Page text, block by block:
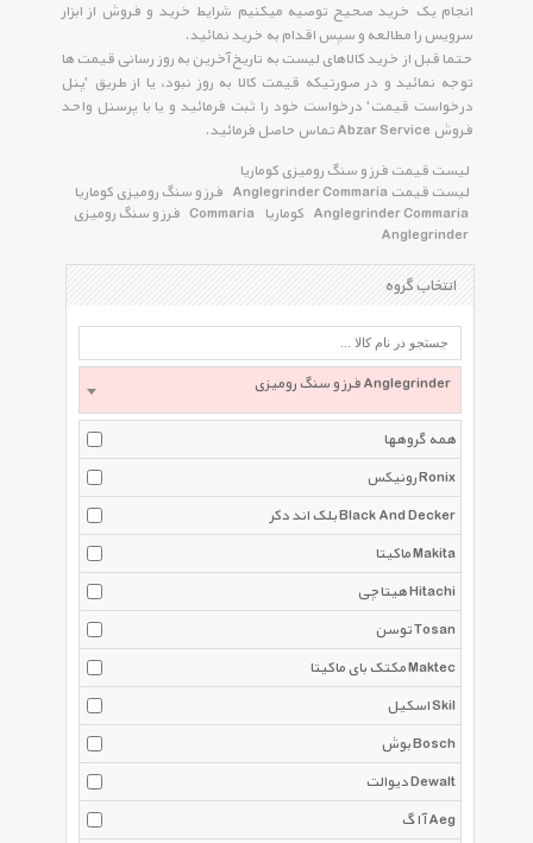
انجام یک خرید صحیح توصیه میکنیم شرایط خرید و فروش از ابزار
سرویس را مطالعه و سپس اقدام به خرید نمائید.
حتما قبل از خرید کالاهای لیست به تاریخ آخرین به روز رسانی قیمت ها
توجه نمائید و در صورتیکه قیمت کالا به روز نبود، یا از طریق 'پنل
درخواست قیمت' درخواست خود را ثبت فرمائید و یا با پرسنل واحد
فروش Abzar Service تماس حاصل فرمائید.
لیست قیمت فرز و سنگ رومیزی کوماریا
لیست قیمت Anglegrinder Commaria
فرز و سنگ رومیزی کوماریا
Anglegrinder Commaria کوماریا Commaria فرز و سنگ رومیزی
Anglegrinder
انتخاب گروه
فرز و سنگ رومیزی Anglegrinder
همه گروهها
رونیکس Ronix
بلک اند دکر Black And Decker
ماکیتا Makita
هیتاچی Hitachi
توسن Tosan
مکتک بای ماکیتا Maktec
اسکیل Skil
بوش Bosch
دیوالت Dewalt
آ ا گ Aeg